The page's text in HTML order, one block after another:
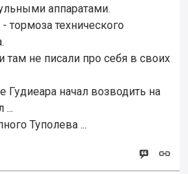
аппаратами.
тормоза технического
там не писали про себя в своих
начал возводить на
...
Туполева ...